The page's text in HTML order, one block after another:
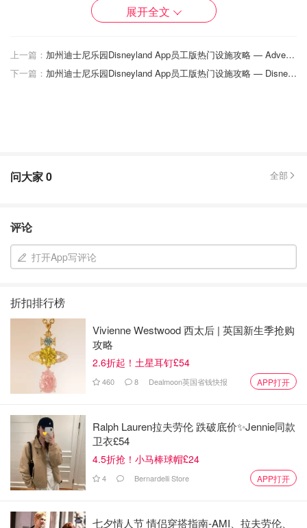
特点：不知道是不是能这么翻 胖卷 真可爱哈哈哈 胖卷是一
种较粗的寿司卷，可以包含多种颜色和口味的材料，如蔬
味道：风味丰富，层次多样
起源：胖卷因其丰富的填充和色彩而受到欢迎，常在特殊场
可以填充各种食材
味道：即食的手卷寿司风味新鲜，食材可按个人喜好选择
会和快速用餐的好选择
🍣恵方卷（Ehomaki）
味道：包含多种食材，如海鲜、黄瓜、酸菜等
起源：据说食用恵方卷有带来好运的传统，起源于大阪，现
已流行至全日本
#日本美食[话题]# #海外生活[话题]# #减肥减脂吃这些[话
题]# #寿司[话题]# #日料[话题]# #英文菜单[话题]# #美食[话
题]# #每日美食分享[话题]#
展开全文
上一篇：
加州迪士尼乐园Disneyland App员工版热门设施攻略 — Adventure Park
下一篇：
加州迪士尼乐园Disneyland App员工版热门设施攻略 — Disneyland Park
问大家0 全部
评论
打开App写评论
折扣排行榜
Vivienne Westwood 西太后 | 英国新生季抢购
攻略
2.6折起！土星耳钉£54
460 8 Dealmoon英国省钱快报 APP打开
Ralph Lauren拉夫劳伦 跌破底价✨Jennie同款
卫衣£54
4.5折抢！小马棒球帽£24
4 Bernardelli Store APP打开
七夕情人节 情侣穿搭指南-AMI、拉夫劳伦、